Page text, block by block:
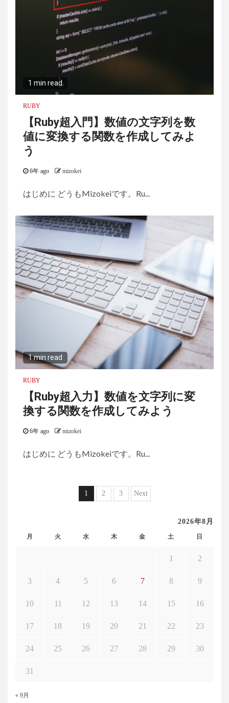
1 min read
RUBY
【Ruby超入門】数値の文字列を数
値に変換する関数を作成してみよ
う
6年 ago mizokei
はじめに どうもMizokeiです。Ru...
1 min read
RUBY
【Ruby超入力】数値を文字列に変
換する関数を作成してみよう
6年 ago mizokei
はじめに どうもMizokeiです。Ru...
投
ビ
ー
ョ
ン
1 2 3 Next
2026年8月
月 火 水 木 金 土 日
« 9月
1 2
3 4 5 6 7 8 9
10 11 12 13 14 15 16
17 18 19 20 21 22 23
24 25 26 27 28 29 30
31